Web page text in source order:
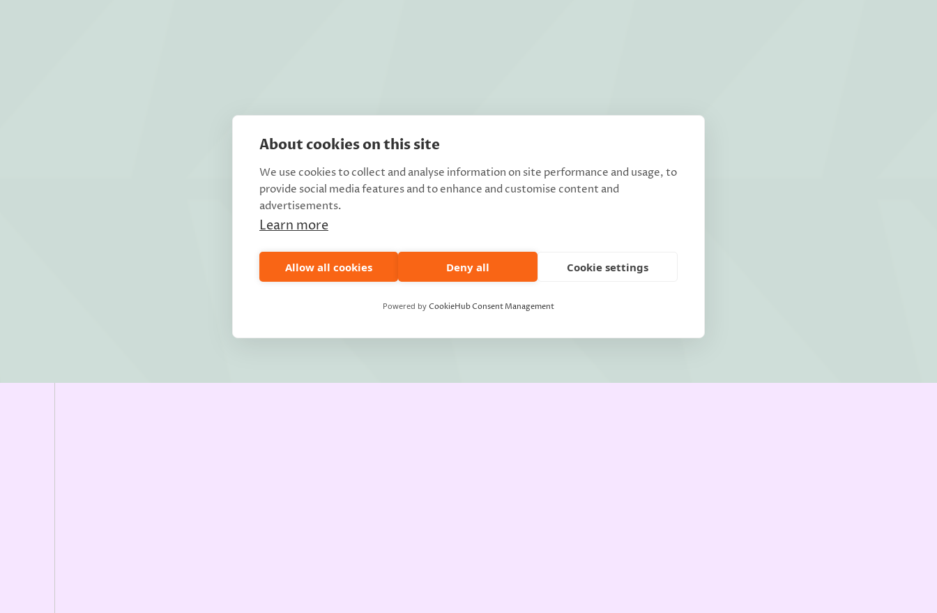
About cookies on this site
We use cookies to collect and analyse information on site performance and usage, to
provide social media features and to enhance and customise content and
advertisements.
Learn more
Allow all cookies Deny all Cookie settings
Powered by CookieHub Consent Management